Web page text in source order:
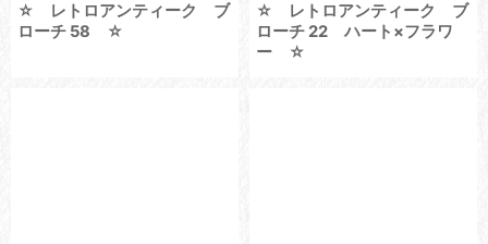
☆ レトロアンティーク ブ
ローチ 58 ☆
☆ レトロアンティーク ブ
ローチ 22 ハート×フラワ
ー ☆